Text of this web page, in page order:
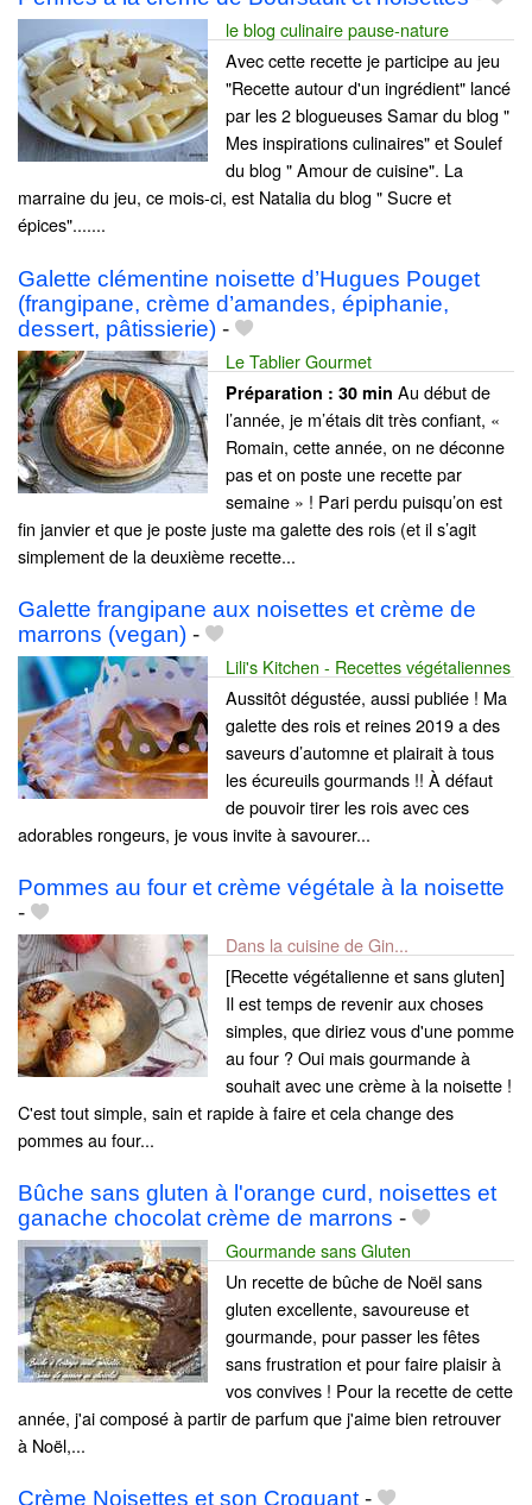
le blog culinaire pause-nature
Avec cette recette je participe au jeu
"Recette autour d'un ingrédient" lancé
par les 2 blogueuses Samar du blog "
Mes inspirations culinaires" et Soulef
du blog " Amour de cuisine". La
marraine du jeu, ce mois-ci, est Natalia du blog " Sucre et
épices".......
Galette clémentine noisette d’Hugues Pouget
(frangipane, crème d’amandes, épiphanie,
dessert, pâtissierie) -
Le Tablier Gourmet
Préparation : 30 min Au début de
l’année, je m’étais dit très confiant, «
Romain, cette année, on ne déconne
pas et on poste une recette par
semaine » ! Pari perdu puisqu’on est
fin janvier et que je poste juste ma galette des rois (et il s’agit
simplement de la deuxième recette...
Galette frangipane aux noisettes et crème de
marrons (vegan) -
Lili's Kitchen - Recettes végétaliennes
Aussitôt dégustée, aussi publiée ! Ma
galette des rois et reines 2019 a des
saveurs d’automne et plairait à tous
les écureuils gourmands !! À défaut
de pouvoir tirer les rois avec ces
adorables rongeurs, je vous invite à savourer...
Pommes au four et crème végétale à la noisette
-
Dans la cuisine de Gin...
[Recette végétalienne et sans gluten]
Il est temps de revenir aux choses
simples, que diriez vous d'une pomme
au four ? Oui mais gourmande à
souhait avec une crème à la noisette !
C'est tout simple, sain et rapide à faire et cela change des
pommes au four...
Bûche sans gluten à l'orange curd, noisettes et
ganache chocolat crème de marrons -
Gourmande sans Gluten
Un recette de bûche de Noël sans
gluten excellente, savoureuse et
gourmande, pour passer les fêtes
sans frustration et pour faire plaisir à
vos convives ! Pour la recette de cette
année, j'ai composé à partir de parfum que j'aime bien retrouver
à Noël,...
Crème Noisettes et son Croquant -